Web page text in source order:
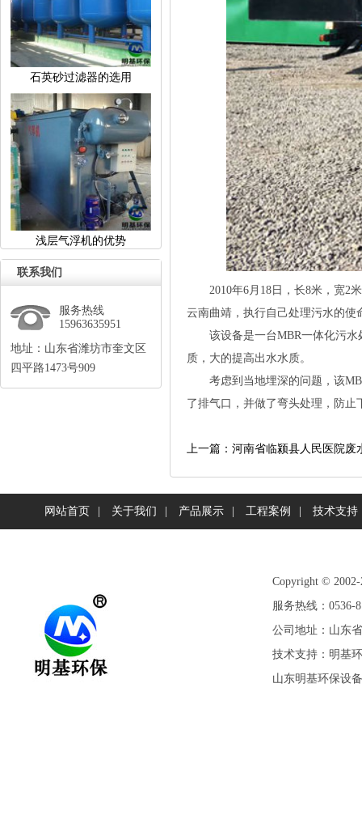
石英砂过滤器的选用
浅层气浮机的优势
联系我们
服务热线
15963635951
地址：山东省潍坊市奎文区
四平路1473号909
2010年6月18日，长8米，宽2米
云南曲靖，执行自己处理污水的使
该设备是一台MBR一体化污水
质，大的提高出水水质。
考虑到当地埋深的问题，该
了排气口，并做了弯头处理，防止
上一篇：河南省临颍县人民医院废
网站首页 关于我们 产品展示 工程案例 技术支持
Copyright©2002-
服务热线：0536-
公司地址：山东
技术支持： 明基
山东明基环保设